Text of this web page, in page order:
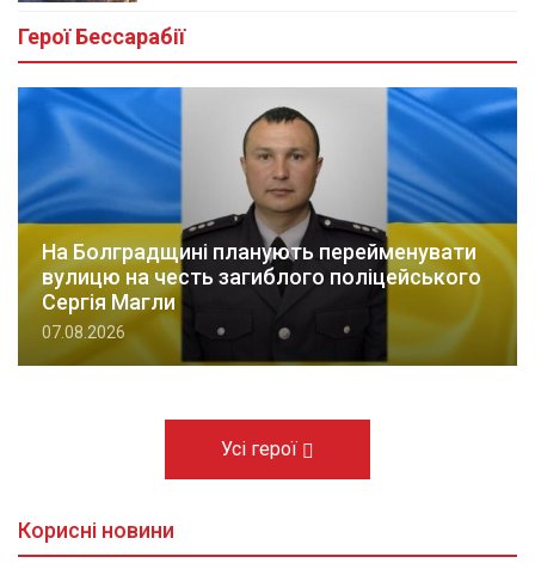
Герої Бессарабії
На Болградщині планують перейменувати
вулицю на честь загиблого поліцейського
Сергія Магли
07.08.2026
Усі герої
Корисні новини